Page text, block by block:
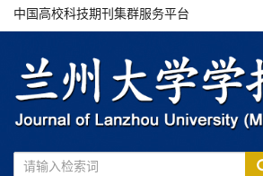
中国高校科技期刊集群服务平台